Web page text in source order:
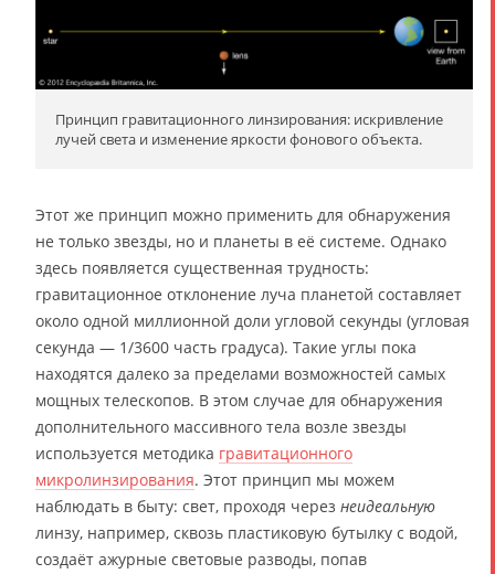
Принцип гравитационного линзирования: искривление
лучей света и изменение яркости фонового объекта.
Этот же принцип можно применить для обнаружения
не только звезды, но и планеты в её системе. Однако
здесь появляется существенная трудность:
гравитационное отклонение луча планетой составляет
около одной миллионной доли угловой секунды (угловая
секунда — 1/3600 часть градуса). Такие углы пока
находятся далеко за пределами возможностей самых
мощных телескопов. В этом случае для обнаружения
дополнительного массивного тела возле звезды
используется методика гравитационного
микролинзирования. Этот принцип мы можем
наблюдать в быту: свет, проходя через неидеальную
линзу, например, сквозь пластиковую бутылку с водой,
создаёт ажурные световые разводы, попав